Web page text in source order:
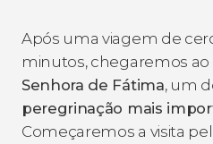
Após uma viagem de
minutos, chegaremos ao
Senhora de Fátima, um
peregrinação mais
Começaremos a visita